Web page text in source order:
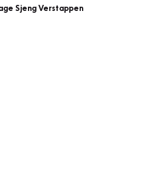
Sjeng Verstappen